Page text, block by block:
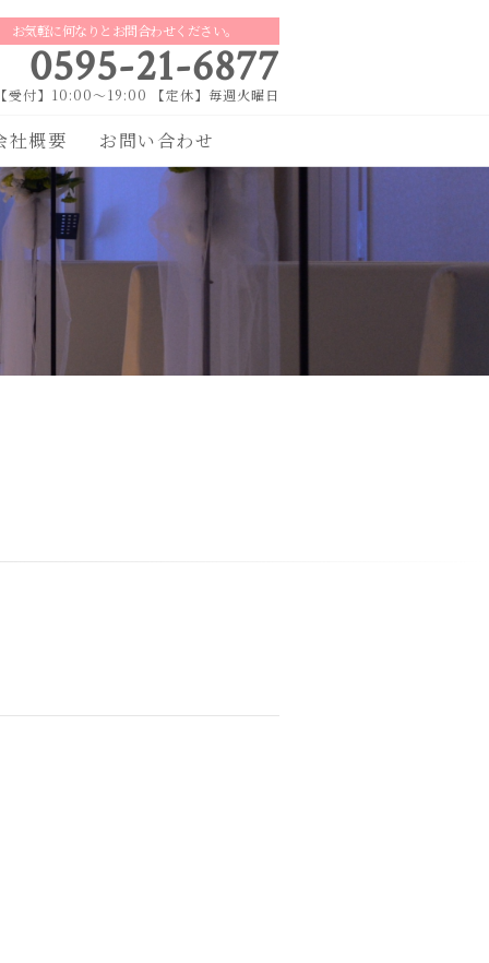
お気軽に何なりとお問合わせください。
0595-21-6877
【受付】10:00～19:00 【定休】毎週火曜日
社概要 お問い合わせ